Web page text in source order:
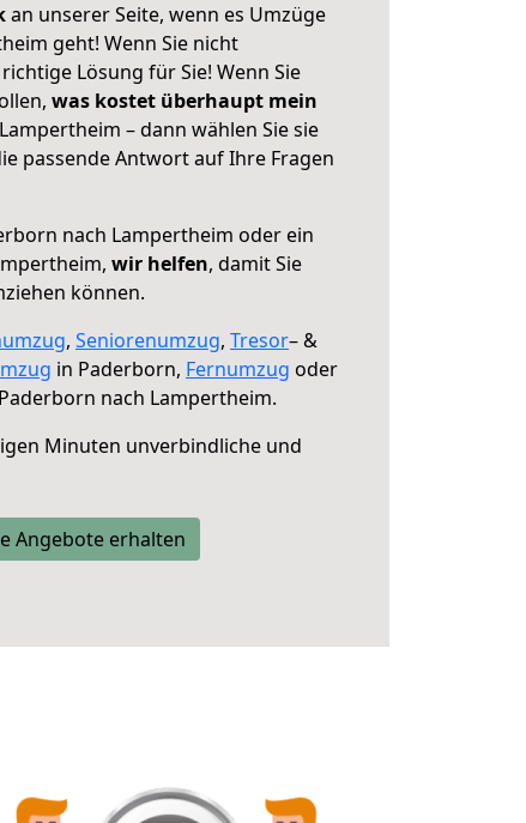
an unserer Seite, wenn es Umzüge
geht! Wenn Sie nicht
Lösung für Sie! Wenn Sie
was kostet überhaupt mein
– dann wählen Sie sie
passende Antwort auf Ihre Fragen
nach Lampertheim oder ein
wir helfen, damit Sie
können.
, Seniorenumzug, Tresor– &
in Paderborn, Fernumzug oder
nach Lampertheim.
Minuten unverbindliche und
Angebote erhalten